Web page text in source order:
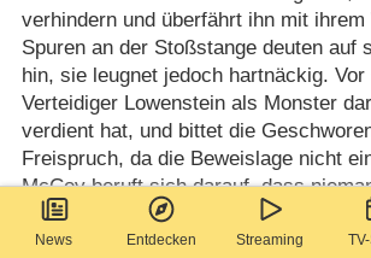
News Entdecken Streaming
verhindern und überfährt ihn mit ihrem
Spuren an der Stoßstange deuten auf
hin, sie leugnet jedoch hartnäckig.
Verteidiger Lowenstein als Monster
verdient hat, und bittet die
Freispruch, da die Beweislage nicht
McCoy beruft sich darauf, dass
die eigenen Hände nehmen darf und
Bestrafung.(Text: RTL)